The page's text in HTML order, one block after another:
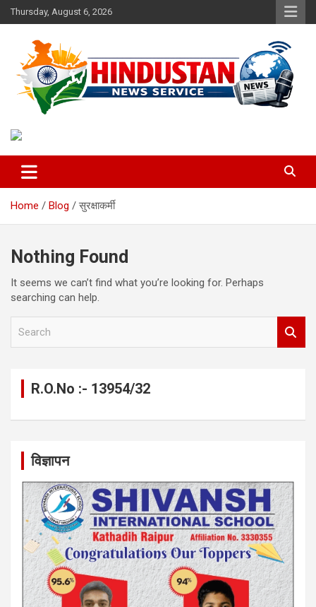
Skip
to
Thursday, August 6, 2026
Hindustan News Service
Home Blog सुरक्षाकर्मी
Nothing Found
It seems we can’t find what you’re looking for. Perhaps
searching can help.
R.O.No :- 13954/32
विज्ञापन